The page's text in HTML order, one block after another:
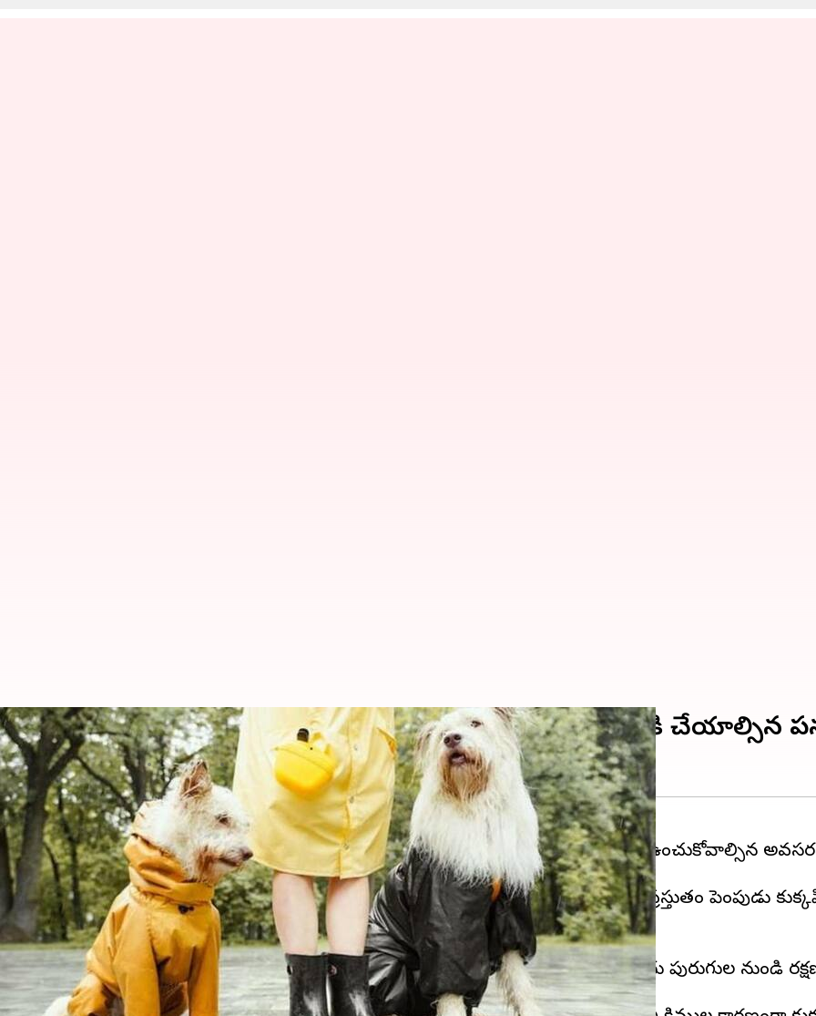
వర్షాకాలంలో మీ పెంపుడు కుక్కపిల్లలను జాగ్రత్తగా చూసుకోవడానికి చేయాల్సిన
వ్రాసిన వారు Sriram Pranateja Jul 05, 2023 05:01 pm
ఈ వార్తాకథనం ఏంటి
వర్షాకాలంవచ్చినపుడు మీరు మాత్రమే కాదు మీరు పెంచుకునే జంతువులను కూడా జాగ్రత్తగా ఉంచుకోవాల్సిన అవసరం
పురుగులబెడద ఎక్కువగా ఉంటుంది.
కలుషితమైన నీరు, ఫంగల్ ఇన్ఫెక్షన్లు, జీర్ణసమస్యలు పెంపుడు జంతువులలో పెరుగుతాయి. ప్రస్తుతం పెంపుడు
పిడుదు పురుగుల బెడద నుండి తప్పించాలి
కలుషితమైన నీటికి దూరంగా ఉంచండి